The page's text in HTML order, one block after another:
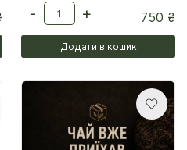
750 ₴
- +
Додати в кошик